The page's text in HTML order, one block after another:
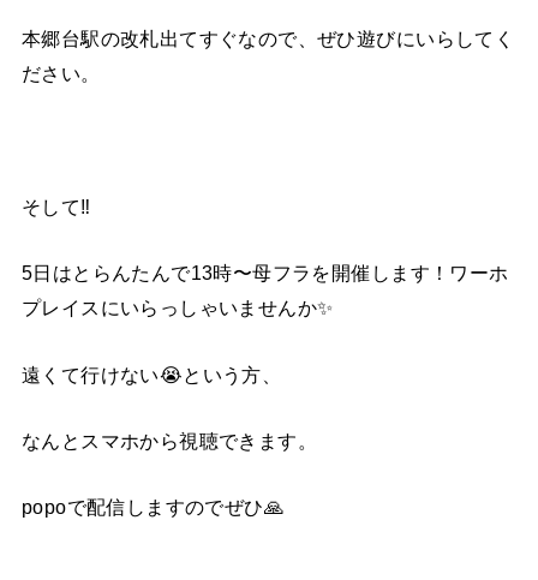
本郷台駅の改札出てすぐなので、ぜひ遊びにいらしてく
ださい。
そして‼️
5日はとらんたんで13時〜母フラを開催します！ワーホ
プレイスにいらっしゃいませんか✨
遠くて行けない😭という方、
なんとスマホから視聴できます。
popoで配信しますのでぜひ🙏